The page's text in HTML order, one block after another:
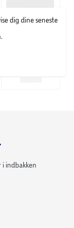
en pose oven
skabe til farligt
dig
dig dine seneste
i indbakken